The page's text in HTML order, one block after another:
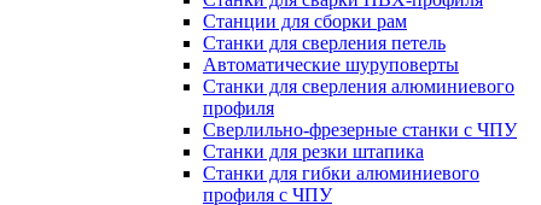
Станции для сборки рам
Станки для сверления петель
Автоматические шуруповерты
Станки для сверления алюминиевого
профиля
Сверлильно-фрезерные станки с ЧПУ
Станки для резки штапика
Станки для гибки алюминиевого
профиля с ЧПУ